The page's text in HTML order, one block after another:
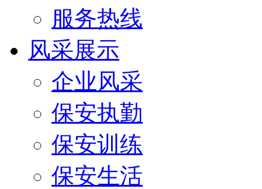
服务热线
风采展示
企业风采
保安执勤
保安训练
保安生活